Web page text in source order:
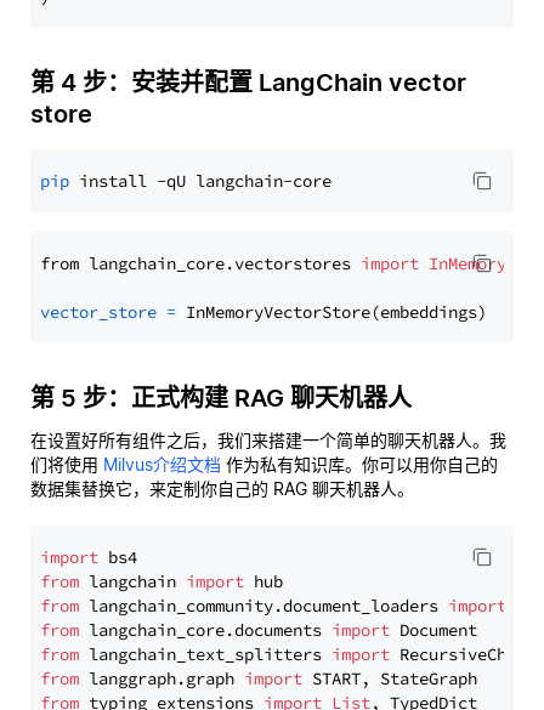
第 4 步：安装并配置 LangChain vector
store
pip
from langchain_core.vectorstores import
vector_store =
第 5 步：正式构建 RAG 聊天机器人
在设置好所有组件之后，我们来搭建一个简单的聊天机器人。我
们将使用 Milvus介绍文档 作为私有知识库。你可以用你自己的
数据集替换它，来定制你自己的 RAG 聊天机器人。
import
from langchain import
from langchain_community.document_loaders import
from langchain_core.documents import
from langchain_text_splitters import
from langgraph.graph import
from typing_extensions import List, TypedDict